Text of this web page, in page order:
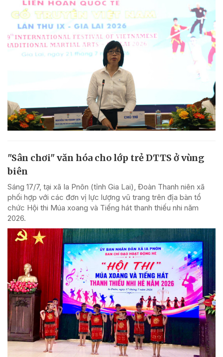
"Sân chơi" văn hóa cho lớp trẻ DTTS ở vùng
biên
Sáng 17/7, tại xã Ia Pnôn (tỉnh Gia Lai), Đoàn Thanh niên xã
phối hợp với các đơn vị lực lượng vũ trang trên địa bàn tổ
chức Hội thi Múa xoang và Tiếng hát thanh thiếu nhi năm
2026.